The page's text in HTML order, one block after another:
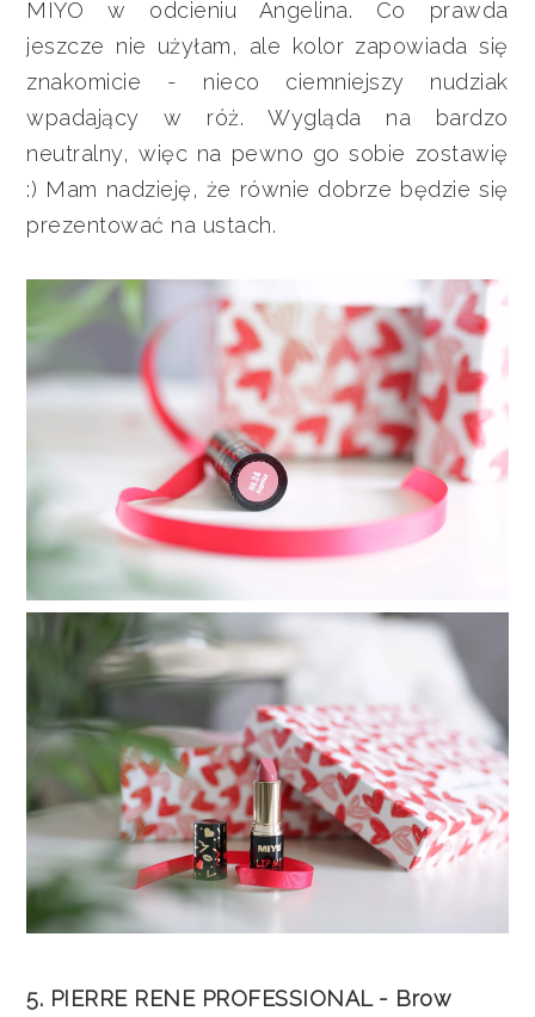
MIYO w odcieniu Angelina. Co prawda
jeszcze nie użyłam, ale kolor zapowiada się
znakomicie - nieco ciemniejszy nudziak
wpadający w róż. Wygląda na bardzo
neutralny, więc na pewno go sobie zostawię
:) Mam nadzieję, że równie dobrze będzie się
prezentować na ustach.
5. PIERRE RENE PROFESSIONAL - Brow